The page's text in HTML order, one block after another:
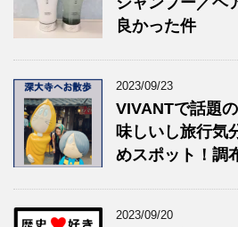
良かった件
2023/09/23
VIVANTで話題
味しいし旅行気
めスポット！調
2023/09/20